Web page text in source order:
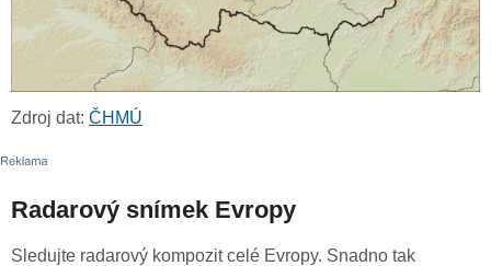
Zdroj dat: ČHMÚ
Radarový snímek Evropy
Sledujte radarový kompozit celé Evropy. Snadno tak